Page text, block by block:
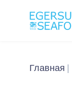
Главная